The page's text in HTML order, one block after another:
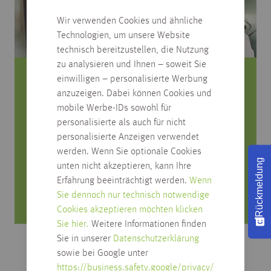
Wir verwenden Cookies und ähnliche
Technologien, um unsere Website
technisch bereitzustellen, die Nutzung
zu analysieren und Ihnen – soweit Sie
einwilligen – personalisierte Werbung
anzuzeigen. Dabei können Cookies und
mobile Werbe-IDs sowohl für
personalisierte als auch für nicht
personalisierte Anzeigen verwendet
werden. Wenn Sie optionale Cookies
unten nicht akzeptieren, kann Ihre
Erfahrung beeinträchtigt werden. Wenn
Sie dennoch nur technisch notwendige
Cookies akzeptieren möchten klicken
Sie hier. Weitere Informationen finden
Sie in unserer Datenschutzerklärung
sowie bei Google unter
https://business.safety.google/privacy/
Sie haben Fragen zum Produkt?
Rufen Sie uns an, wir beraten Sie gerne!
0751/4004-545
produktfrage@habisreutinger.de
Mo. bis Fr. von 8 Uhr bis 18 Uhr
Samstag von 08:30 bis 12:30 Uhr
Rückmeldung